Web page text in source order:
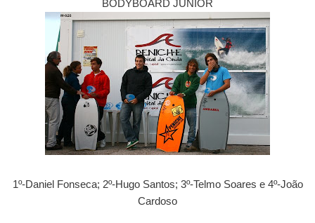
BODYBOARD JÚNIOR
1º-Daniel Fonseca; 2º-Hugo Santos; 3º-Telmo Soares e 4º-João
Cardoso